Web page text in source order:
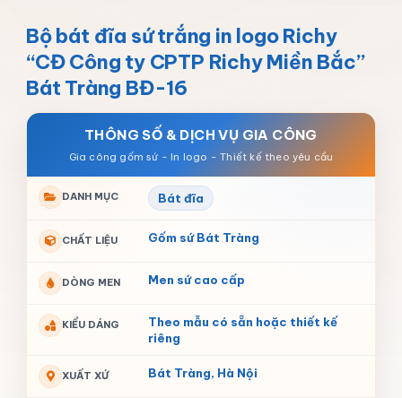
Bộ bát đĩa sứ trắng in logo Richy
“CĐ Công ty CPTP Richy Miền Bắc”
Bát Tràng BĐ-16
THÔNG SỐ & DỊCH VỤ GIA CÔNG
DANH MỤC Bát đĩa
CHẤT LIỆU Gốm sứ Bát Tràng
DÒNG MEN Men sứ cao cấp
KIỂU DÁNG
Theo mẫu có sẵn hoặc thiết kế
riêng
XUẤT XỨ Bát Tràng, Hà Nội